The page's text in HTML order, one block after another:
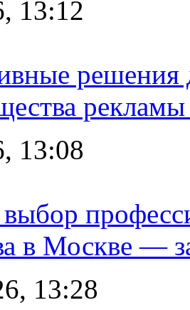
13:12
решения
рекламы
13:08
в Москве —
13:28